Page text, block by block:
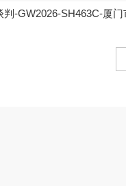
判-GW2026-SH463C-厦